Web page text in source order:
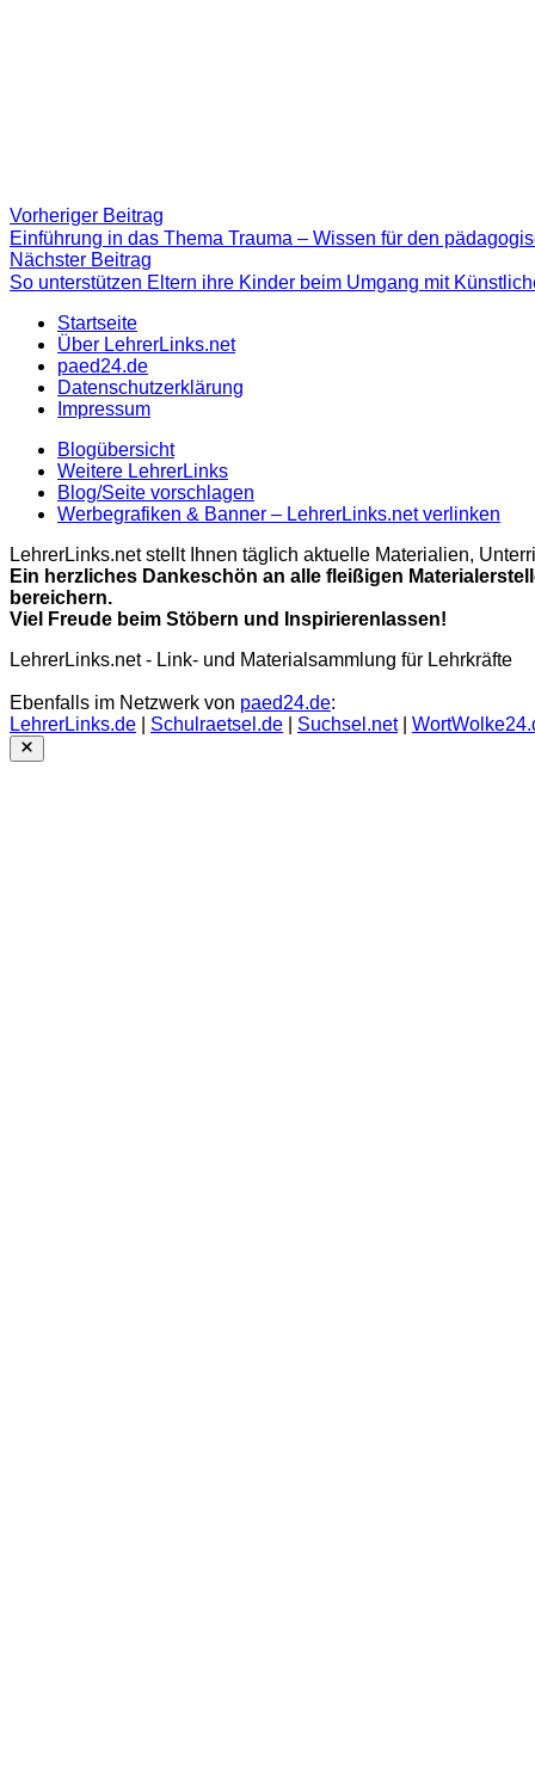
Beitragsnavigation
Vorheriger Beitrag
Beitrag:
Einführung in das Thema Trauma – Wissen für den
Nächster Beitrag
Beitrag
So unterstützen Eltern ihre Kinder beim Umgang mit
Startseite
Über LehrerLinks.net
paed24.de
Datenschutzerklärung
Impressum
Blogübersicht
Weitere LehrerLinks
Blog/Seite vorschlagen
Werbegrafiken & Banner – LehrerLinks.net verlinken
LehrerLinks.net stellt Ihnen täglich aktuelle Materialien,
Ein herzliches Dankeschön an alle fleißigen
bereichern.
Viel Freude beim Stöbern und Inspirierenlassen!
LehrerLinks.net - Link- und Materialsammlung für Lehrkräfte
Ebenfalls im Netzwerk von paed24.de:
LehrerLinks.de
Schulraetsel.de Suchsel.net|
Close